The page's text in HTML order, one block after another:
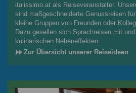
italissimo.at als Reiseveranstalter.
sind maßgeschneiderte Genussreisen
kleine Gruppen von Freunden oder
Dazu gesellen sich Sprachreisen mit
kulinarischen Nebeneffekten.
Zur Übersicht unserer Reiseideen